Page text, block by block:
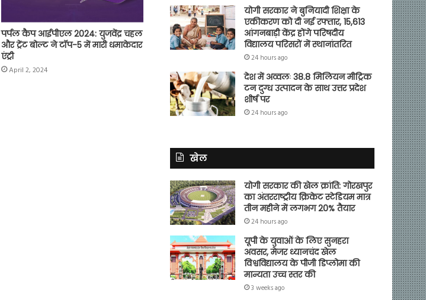
पर्पल कैप आईपीएल 2024: युजवेंद्र चहल
और ट्रेंट बोल्‍ट ने टॉप-5 में मारी धमाकेदार
एंट्री
April 2, 2024
योगी सरकार ने बुनियादी शिक्षा के
एकीकरण को दी नई रफ्तार, 15,613
आंगनबाड़ी केंद्र होंगे परिषदीय
विद्यालय परिसरों में स्थानांतरित
24 hours ago
देश में अव्वलः 38.8 मिलियन मीट्रिक
टन दुग्ध उत्पादन के साथ उत्तर प्रदेश
शीर्ष पर
24 hours ago
खेल
योगी सरकार की खेल क्रांति: गोरखपुर
का अंतरराष्ट्रीय क्रिकेट स्टेडियम मात्र
तीन महीने में लगभग 20% तैयार
24 hours ago
यूपी के युवाओं के लिए सुनहरा
अवसर, मेजर ध्यानचंद खेल
विश्वविद्यालय के पीजी डिप्लोमा की
मान्यता उच्च स्तर की
3 weeks ago